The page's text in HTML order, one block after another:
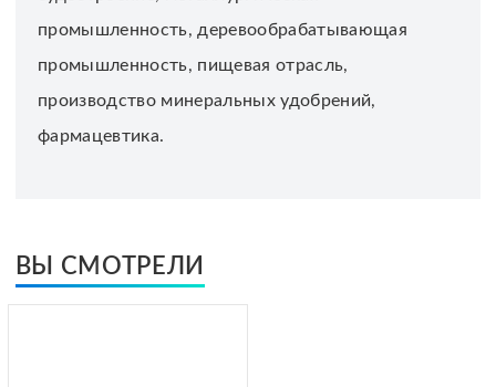
промышленность, деревообрабатывающая
промышленность, пищевая отрасль,
производство минеральных удобрений,
фармацевтика.
ВЫ СМОТРЕЛИ